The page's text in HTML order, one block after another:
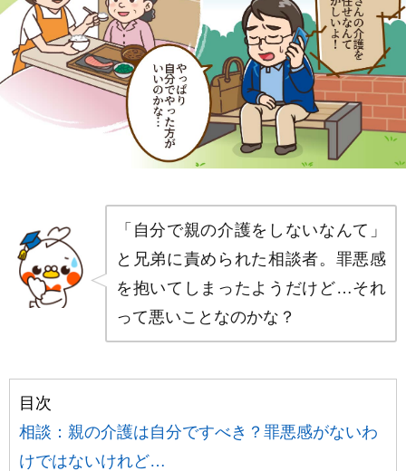
「自分で親の介護をしないなんて」
と兄弟に責められた相談者。罪悪感
を抱いてしまったようだけど…それ
って悪いことなのかな？
目次
相談：親の介護は自分ですべき？罪悪感がないわ
けではないけれど…